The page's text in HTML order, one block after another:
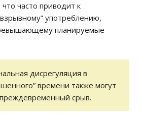
что часто приводит к
употреблению,
планируемые
дисрегуляция в
времени также могут
срыв.